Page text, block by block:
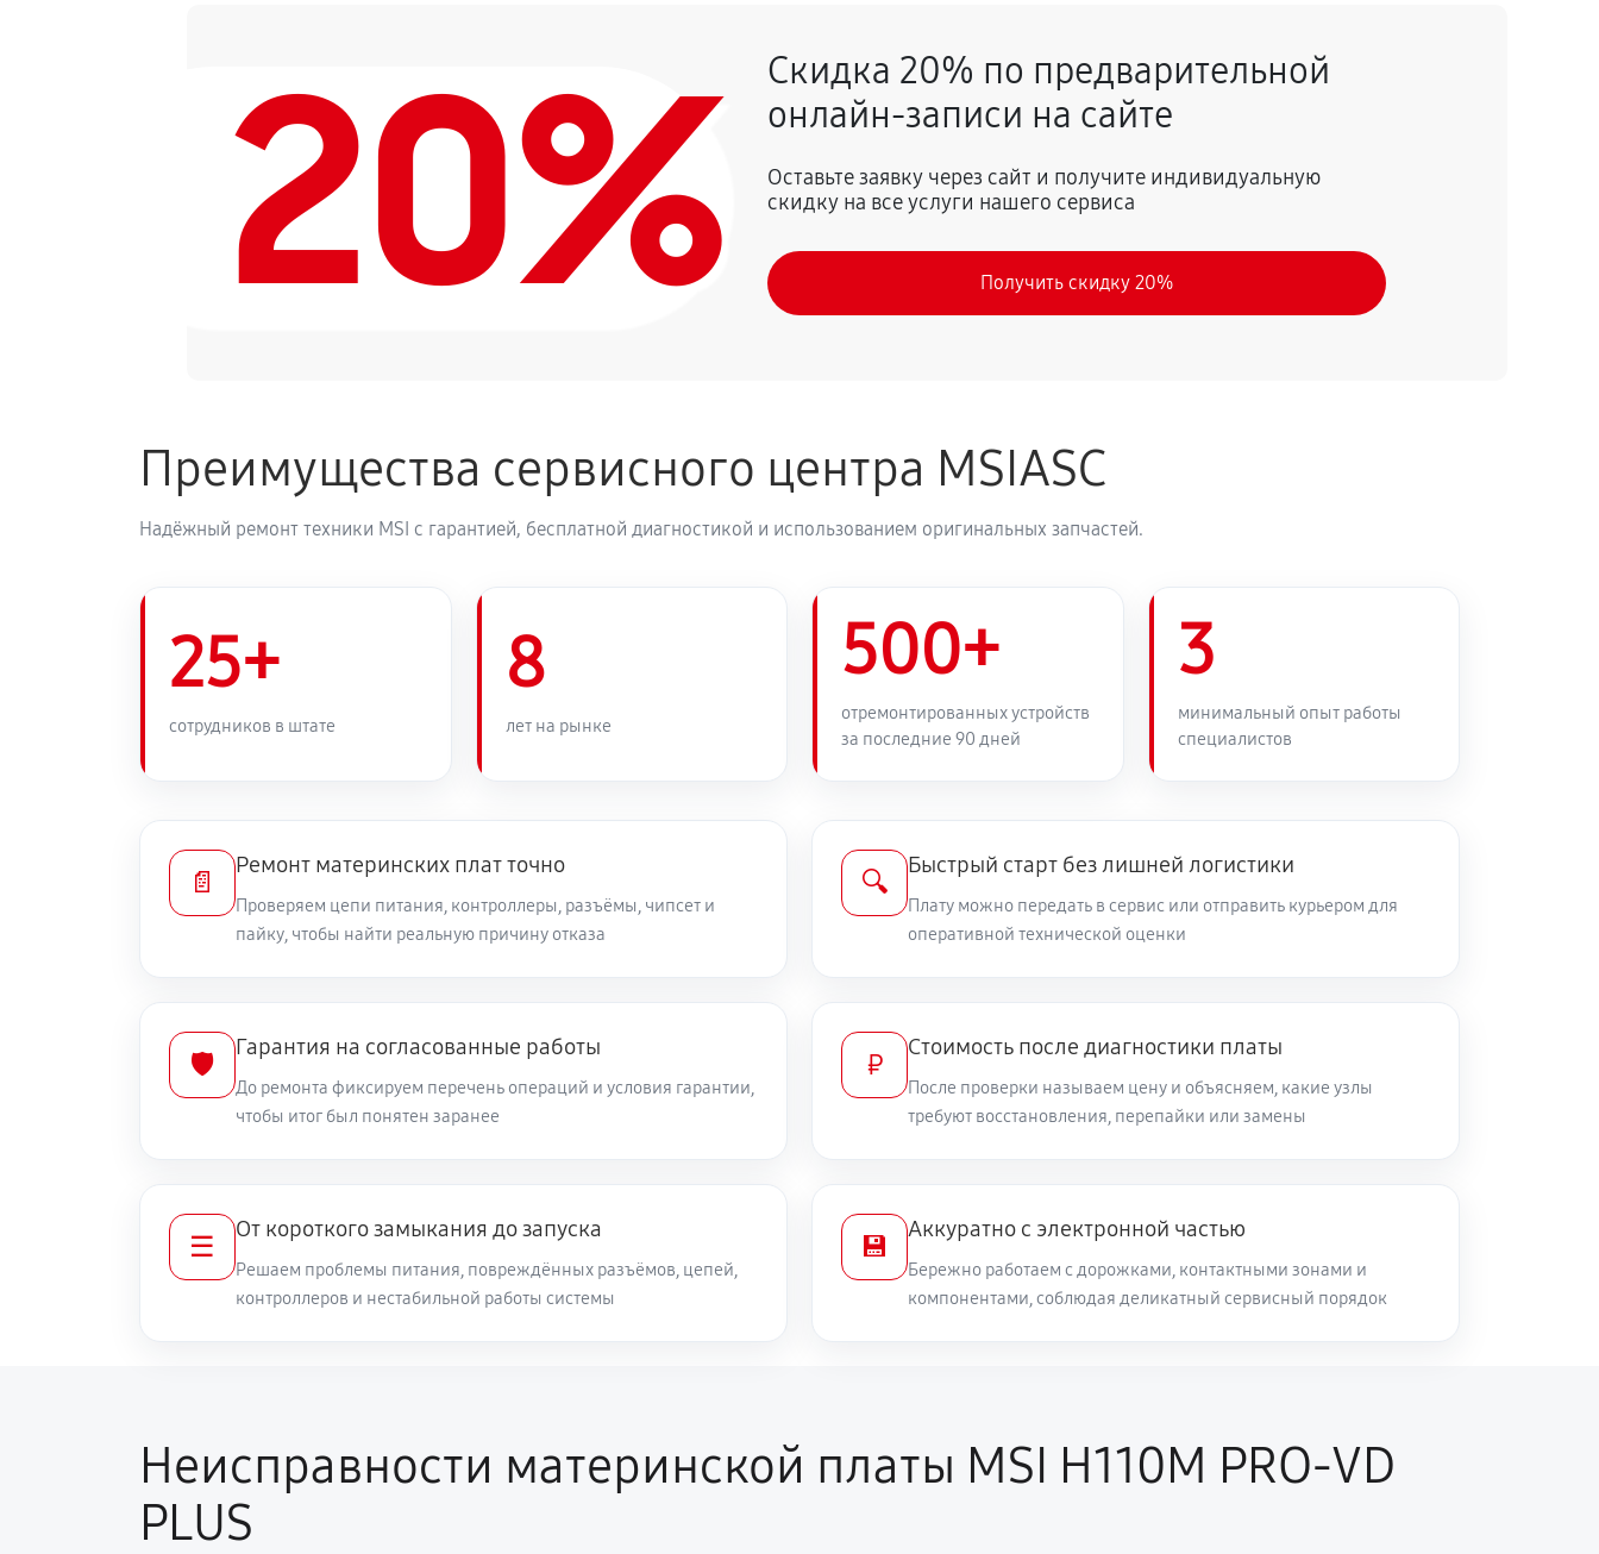
20%
Скидка 20% по предварительной
онлайн-записи на сайте
Оставьте заявку через сайт и получите индивидуальную
скидку на все услуги нашего сервиса
Получить скидку 20%
Преимущества сервисного центра MSIASC
Надёжный ремонт техники MSI с гарантией, бесплатной диагностикой и использованием оригинальных запчастей.
25+
сотрудников в штате
8
лет на рынке
500+
отремонтированных устройств
за последние 90 дней
3
минимальный опыт работы
специалистов
📄
Ремонт материнских плат точно
Проверяем цепи питания, контроллеры, разъёмы, чипсет и
пайку, чтобы найти реальную причину отказа
🔍
Быстрый старт без лишней логистики
Плату можно передать в сервис или отправить курьером для
оперативной технической оценки
🛡️
Гарантия на согласованные работы
До ремонта фиксируем перечень операций и условия гарантии,
чтобы итог был понятен заранее
₽
Стоимость после диагностики платы
После проверки называем цену и объясняем, какие узлы
требуют восстановления, перепайки или замены
☰
От короткого замыкания до запуска
Решаем проблемы питания, повреждённых разъёмов, цепей,
контроллеров и нестабильной работы системы
💾
Аккуратно с электронной частью
Бережно работаем с дорожками, контактными зонами и
компонентами, соблюдая деликатный сервисный порядок
Неисправности материнской платы MSI H110M PRO-VD
PLUS